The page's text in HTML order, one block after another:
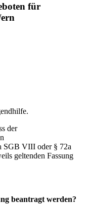
für
der
SGB VIII oder § 72a
geltenden Fassung
beantragt werden?